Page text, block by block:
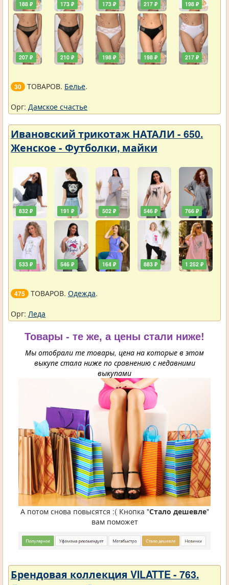
188 ₽
207 ₽
173 ₽
210 ₽
173 ₽
198 ₽
217 ₽
198 ₽
198 ₽
217 ₽
30 ТОВАРОВ. Белье.
Орг: Дамское счастье
Ивановский трикотаж НАТАЛИ - 650.
Женское - Футболки, майки
832 ₽
533 ₽
191 ₽
546 ₽
502 ₽
164 ₽
546 ₽
883 ₽
766 ₽
1 252 ₽
475 ТОВАРОВ. Одежда.
Орг: Леда
Товары - те же, а цены стали ниже!
Мы отобрали те товары, цена на которые в этом
выкупе стала ниже по сравнению с недавними
выкупами
А потом снова повысятся :( Кнопка "Стало дешевле"
вам поможет
Брендовая коллекция VILATTE - 763.